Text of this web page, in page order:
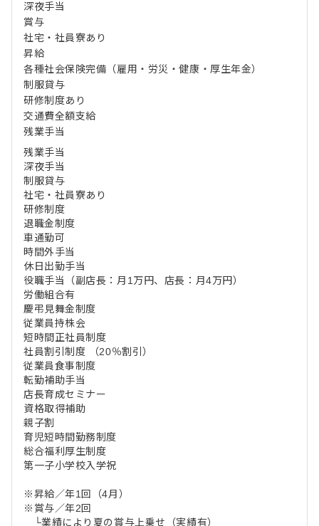
深夜手当
賞与
社宅・社員寮あり
昇給
各種社会保険完備（雇用・労災・健康・厚生年金）
制服貸与
研修制度あり
交通費全額支給
残業手当
残業手当
深夜手当
制服貸与
社宅・社員寮あり
研修制度
退職金制度
車通勤可
時間外手当
休日出勤手当
役職手当（副店長：月1万円、店長：月4万円）
労働組合有
慶弔見舞金制度
従業員持株会
短時間正社員制度
社員割引制度 （20％割引）
従業員食事制度
転勤補助手当
店長育成セミナー
資格取得補助
親子割
育児短時間勤務制度
総合福利厚生制度
第一子小学校入学祝
※昇給／年1回（4月）
※賞与／年2回
└業績により夏の賞与上乗せ（実績有）